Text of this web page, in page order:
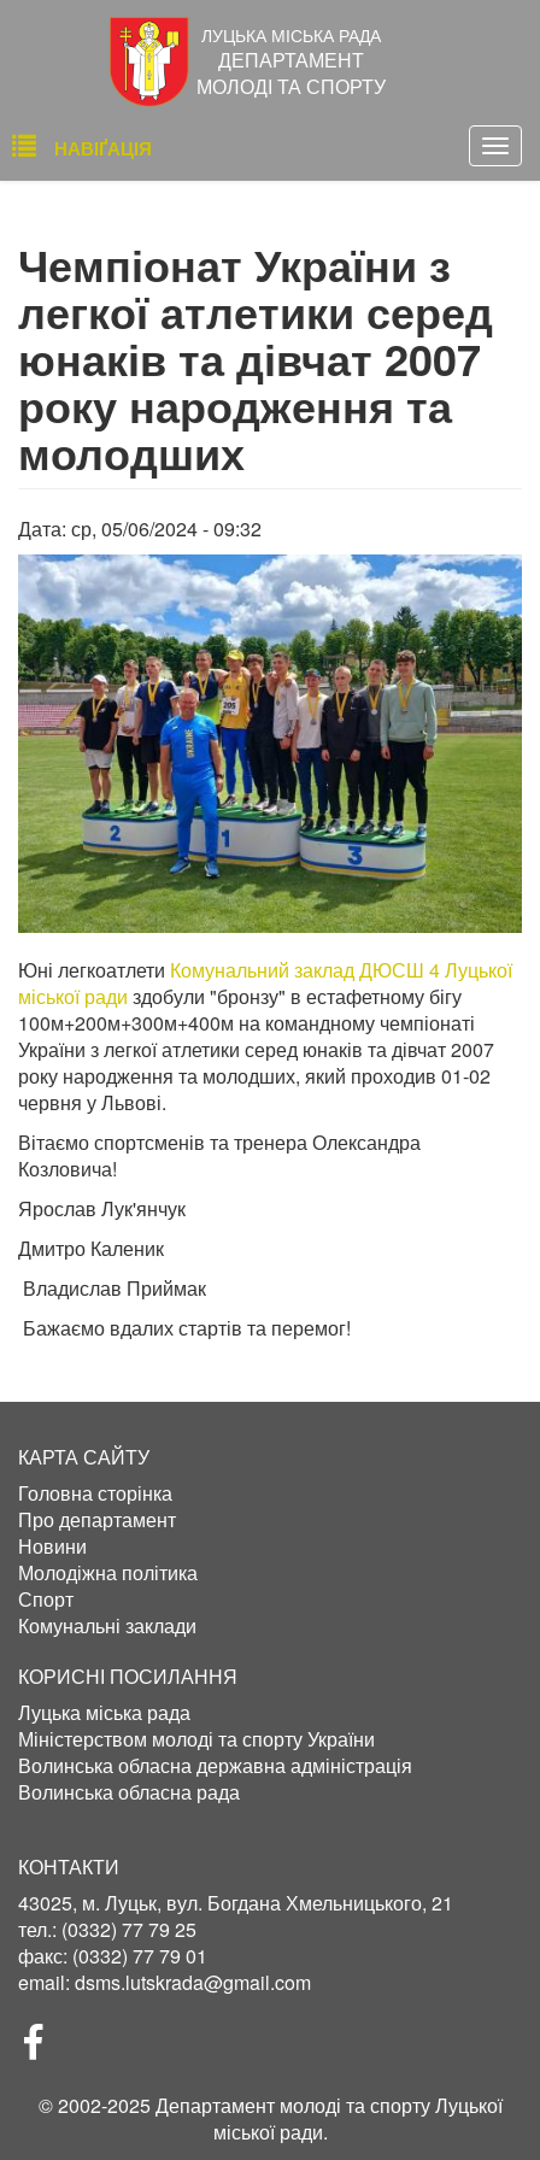
ЛУЦЬКА МІСЬКА РАДА
ДЕПАРТАМЕНТ
МОЛОДІ ТА СПОРТУ
Основна
навіґація
НАВІҐАЦІЯ
Чемпіонат України з
легкої атлетики серед
юнаків та дівчат 2007
року народження та
молодших
Дата: ср, 05/06/2024 - 09:32
Юні легкоатлети Комунальний заклад ДЮСШ 4 Луцької
міської ради здобули "бронзу" в естафетному бігу
100м+200м+300м+400м на командному чемпіонаті
України з легкої атлетики серед юнаків та дівчат 2007
року народження та молодших, який проходив 01-02
червня у Львові.
Вітаємо спортсменів та тренера Олександра
Козловича!
Ярослав Лук'янчук
Дмитро Каленик
Владислав Приймак
Бажаємо вдалих стартів та перемог!
КАРТА САЙТУ
Головна сторінка
Про департамент
Новини
Молодіжна політика
Спорт
Комунальні заклади
КОРИСНІ ПОСИЛАННЯ
Луцька міська рада
Міністерством молоді та спорту України
Волинська обласна державна адміністрація
Волинська обласна рада
КОНТАКТИ
43025, м. Луцьк, вул. Богдана Хмельницького, 21
тел.: (0332) 77 79 25
факс: (0332) 77 79 01
email: dsms.lutskrada@gmail.com
СОЦІЛЬНІ
МЕРЕЖІ
© 2002-2025 Департамент молоді та спорту Луцької
міської ради.